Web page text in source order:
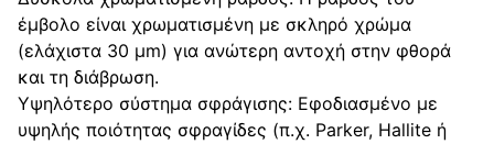
έμβολο είναι χρωματισμένη με σκληρό χρώμα
(ελάχιστα 30 μm) για ανώτερη αντοχή στην φθορά
και τη διάβρωση.
Υψηλότερο σύστημα σφράγισης: Εφοδιασμένο με
υψηλής ποιότητας σφραγίδες (π.χ. Parker, Hallite ή